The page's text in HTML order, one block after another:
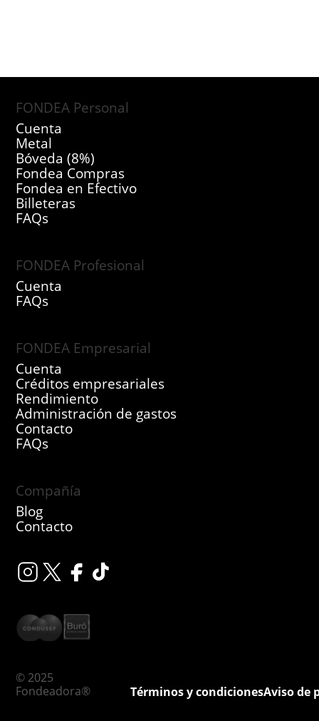
FONDEA Personal
Cuenta
Metal
Bóveda (8%)
Fondea Compras
Fondea en Efectivo
Billeteras
FAQs
FONDEA Profesional
Cuenta
FAQs
FONDEA Empresarial
Cuenta
Créditos empresariales
Rendimiento
Administración de gastos
Contacto
FAQs
Compañía
Blog
Contacto
© 2025
Fondeadora®
Términos y condicionesAviso de